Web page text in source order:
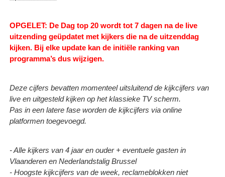
OPGELET: De Dag top 20 wordt tot 7 dagen na de live
uitzending geüpdatet met kijkers die na de uitzenddag
kijken. Bij elke update kan de initiële ranking van
programma’s dus wijzigen.
Deze cijfers bevatten momenteel uitsluitend de kijkcijfers van
live en uitgesteld kijken op het klassieke TV scherm.
Pas in een latere fase worden de kijkcijfers via online
platformen toegevoegd.
- Alle kijkers van 4 jaar en ouder + eventuele gasten in
Vlaanderen en Nederlandstalig Brussel
- Hoogste kijkcijfers van de week, reclameblokken niet